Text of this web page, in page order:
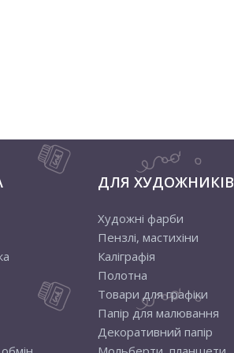
ДЛЯ ХУДОЖНИКІВ
Художні фарби
Пензлі, мастихіни
Каліграфія
Полотна
Товари для графіки
Папір для малювання
Декоративний папір